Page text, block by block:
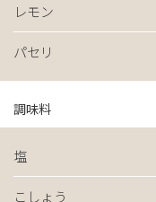
レモン
パセリ
調味料
塩
こしょう